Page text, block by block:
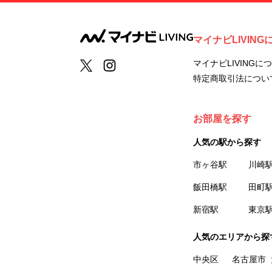
マイナビLIVING
マイナビLIVINGに
特定商取引法につい
お部屋を探す
人気の駅から探す
市ヶ谷駅 川崎
飯田橋駅 田町
新宿駅 東京
人気のエリアから探
中央区 名古屋市